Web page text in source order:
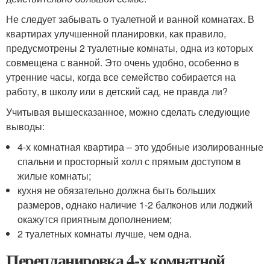
Не следует забывать о туалетной и ванной комнатах. В
квартирах улучшенной планировки, как правило,
предусмотрены 2 туалетные комнаты, одна из которых
совмещена с ванной. Это очень удобно, особенно в
утренние часы, когда все семейство собирается на
работу, в школу или в детский сад, не правда ли?
Учитывая вышесказанное, можно сделать следующие
выводы:
4-х комнатная квартира – это удобные изолированные
спальни и просторный холл с прямым доступом в
жилые комнаты;
кухня не обязательно должна быть больших
размеров, однако наличие 1-2 балконов или лоджий
окажутся приятным дополнением;
2 туалетных комнаты лучше, чем одна.